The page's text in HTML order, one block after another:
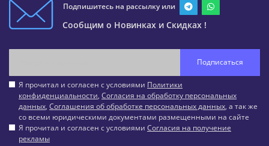
Подпишитесь на рассылку или
Сообщим о Новинках и Скидках !
Подписаться
Я прочитал и согласен с условиями Политики
конфиденциальности, Согласия на обработку персональных
данных, Соглашения об обработке персональных данных, а так же
со всеми юридическими документами размещенными на сайте
Я прочитал и согласен с условиями Согласия на получение
рекламы